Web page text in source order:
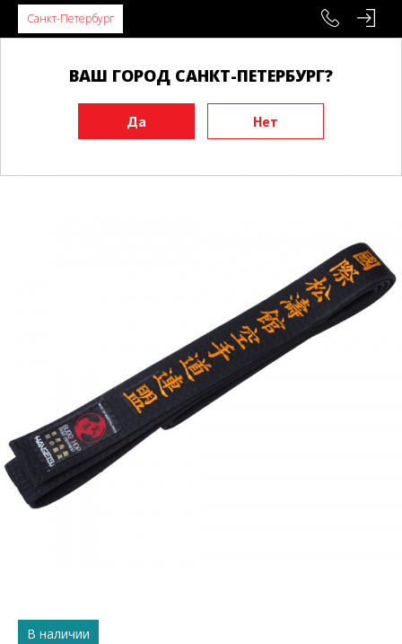
Санкт-Петербург
ВАШ ГОРОД САНКТ-ПЕТЕРБУРГ?
Экипировка
Пояса
Черный пояс BUDO BELT SKIF оранжевый
В наличии